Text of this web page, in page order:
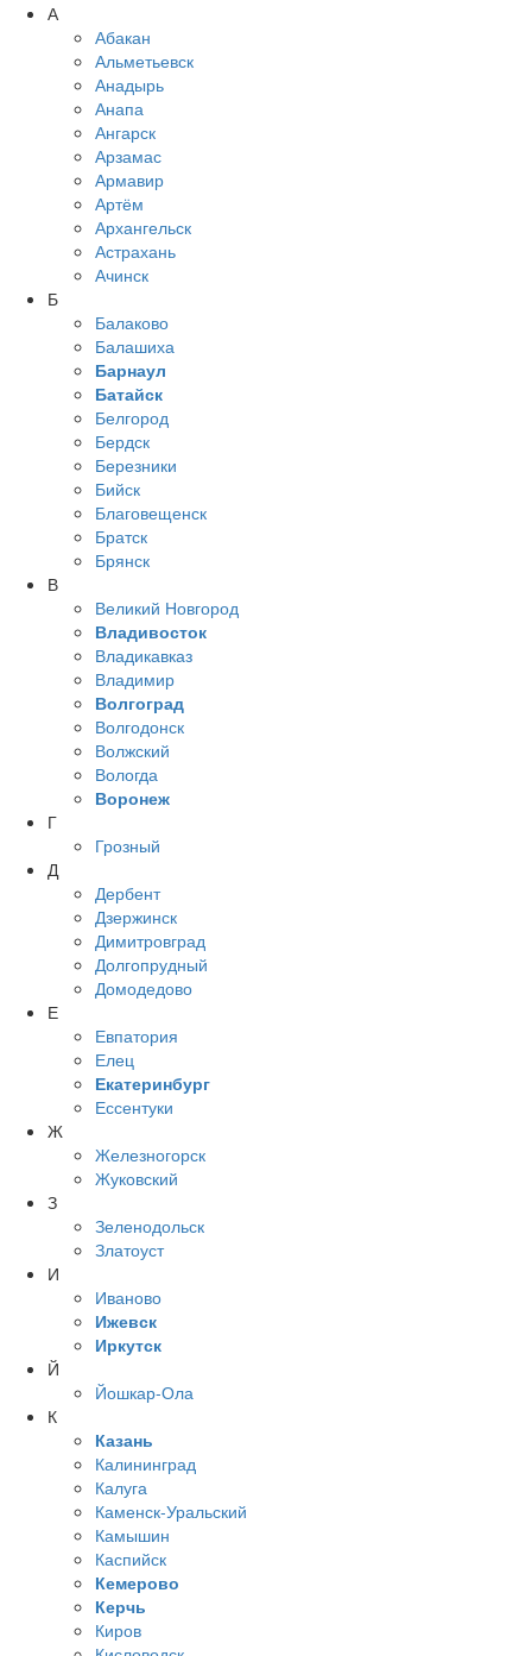
А
Абакан
Альметьевск
Анадырь
Анапа
Ангарск
Арзамас
Армавир
Артём
Архангельск
Астрахань
Ачинск
Б
Балаково
Балашиха
Барнаул
Батайск
Белгород
Бердск
Березники
Бийск
Благовещенск
Братск
Брянск
В
Великий Новгород
Владивосток
Владикавказ
Владимир
Волгоград
Волгодонск
Волжский
Вологда
Воронеж
Г
Грозный
Д
Дербент
Дзержинск
Димитровград
Долгопрудный
Домодедово
Е
Евпатория
Елец
Екатеринбург
Ессентуки
Ж
Железногорск
Жуковский
З
Зеленодольск
Златоуст
И
Иваново
Ижевск
Иркутск
Й
Йошкар-Ола
К
Казань
Калининград
Калуга
Каменск-Уральский
Камышин
Каспийск
Кемерово
Керчь
Киров